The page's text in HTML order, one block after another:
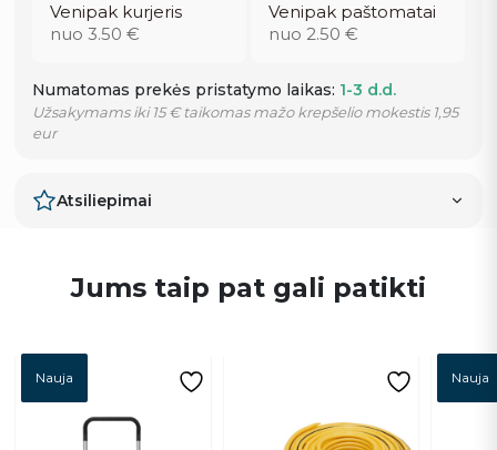
Venipak kurjeris
nuo 3.50 €
Venipak paštomatai
nuo 2.50 €
Numatomas prekės pristatymo laikas: 1-3 d.d.
Užsakymams iki 15 € taikomas mažo krepšelio mokestis 1,95
eur
Atsiliepimai
Jums taip pat gali patikti
Nauja Nauja